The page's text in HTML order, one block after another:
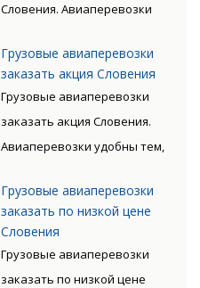
окупается преимуществами
авиаперевозок.
Словения. Авиаперевозки
экономить время клиента.
Грузы доставляются быстро,
без излишних остановок. Цену
такого вида перевозки
дороже, чем доставка морем
либо машиной. Но стоимость
окупается преимуществами
авиаперевозок.
Грузовые авиаперевозки
заказать акция Словения
Грузовые авиаперевозки
заказать акция Словения.
Авиаперевозки удобны тем,
время клиента. Грузы
доставляются быстро, без
такого вида перевозки
Грузовые авиаперевозки
заказать по низкой цене
Словения
Грузовые авиаперевозки
заказать по низкой цене